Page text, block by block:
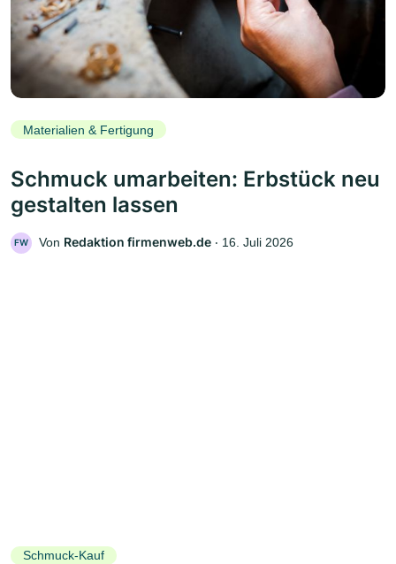
Materialien & Fertigung
Schmuck umarbeiten: Erbstück neu
gestalten lassen
FW Von Redaktion firmenweb.de ‧ 16. Juli 2026
Schmuck-Kauf